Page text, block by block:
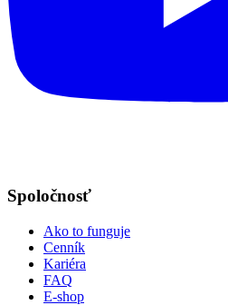
Spoločnosť
Ako to funguje
Cenník
Kariéra
FAQ
E-shop